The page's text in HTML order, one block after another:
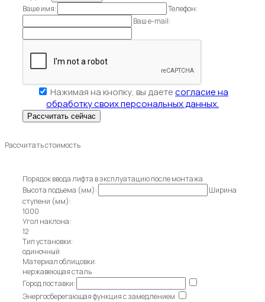
Ваше имя:
Телефон:
Ваш e-mail:
Нажимая на кнопку, вы даетесогласие на
обработку своих персональных данных.
Рассчитать стоимость
Порядок ввода лифта в эксплуатацию после монтажа
Высота подъема (мм):
Ширина
ступени (мм):
1000
Угол наклона:
12
Тип установки:
одиночный
Материал облицовки:
нержавеющая сталь
Город поставки:
Энергосберегающая функция с замедлением